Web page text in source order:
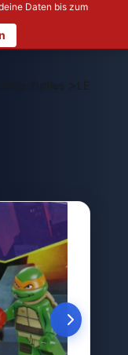
Daten bis zum
Turtles > LEGO